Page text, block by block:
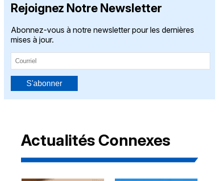
Rejoignez Notre Newsletter
Abonnez-vous à notre newsletter pour les dernières
mises à jour.
S'abonner
Actualités Connexes